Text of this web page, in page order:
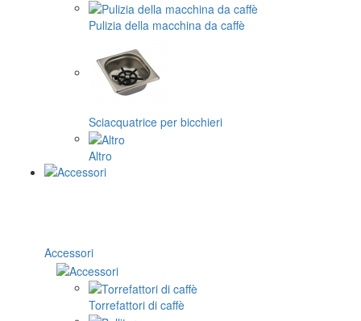
Pulizia della macchina da caffè
Sciacquatrice per bicchieri
Altro
Accessori
Torrefattori di caffè